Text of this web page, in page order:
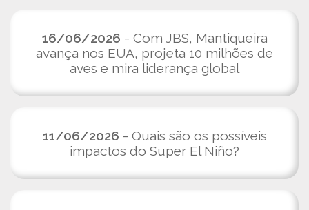
16/06/2026 - Com JBS, Mantiqueira
avança nos EUA, projeta 10 milhões de
aves e mira liderança global
11/06/2026 - Quais são os possíveis
impactos do Super El Niño?